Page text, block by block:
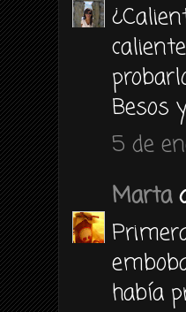
Besos
5 de
Marta
había